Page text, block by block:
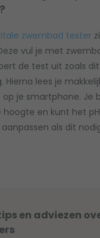
zwembad tester
vul je met
de test uit zoals
Hierna lees je
je smartphone. Je
en kunt het
als dit
en adviezen